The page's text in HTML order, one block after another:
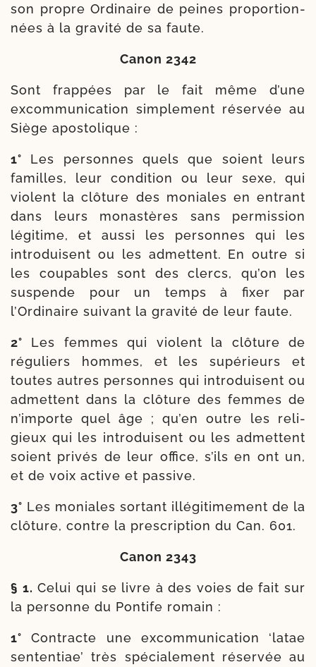
son propre Ordinaire de peines pro­por­tion­
nées à la gra­vi­té de sa faute.
Canon 2342
Sont frap­pées par le fait même d’une
excom­mu­ni­ca­tion sim­ple­ment réser­vée au
Siège apostolique :
1° Les per­sonnes quels que soient leurs
familles, leur condi­tion ou leur sexe, qui
violent la clô­ture des moniales en entrant
dans leurs monas­tères sans per­mis­sion
légi­time, et aus­si les per­sonnes qui les
intro­duisent ou les admettent. En outre si
les cou­pables sont des clercs, qu’on les
sus­pende pour un temps à fixer par
l’Ordinaire sui­vant la gra­vi­té de leur faute.
2° Les femmes qui violent la clô­ture de
régu­liers hommes, et les supé­rieurs et
toutes autres per­sonnes qui intro­duisent ou
admettent dans la clô­ture des femmes de
n’importe quel âge ; qu’en outre les reli­
gieux qui les intro­duisent ou les admettent
soient pri­vés de leur office, s’ils en ont un,
et de voix active et passive.
3° Les moniales sor­tant illé­gi­ti­me­ment de la
clô­ture, contre la pres­crip­tion du Can. 601.
Canon 2343
§ 1. Celui qui se livre à des voies de fait sur
la per­sonne du Pontife romain :
1° Contracte une excom­mu­ni­ca­tion ‘latae
sen­ten­tiae’ très spé­cia­le­ment réser­vée au